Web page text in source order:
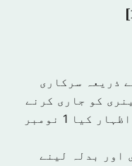
ذریعہ سرکاری
کو جاری کرنے
کیا
1 نومبر
اور بدلہ لینے